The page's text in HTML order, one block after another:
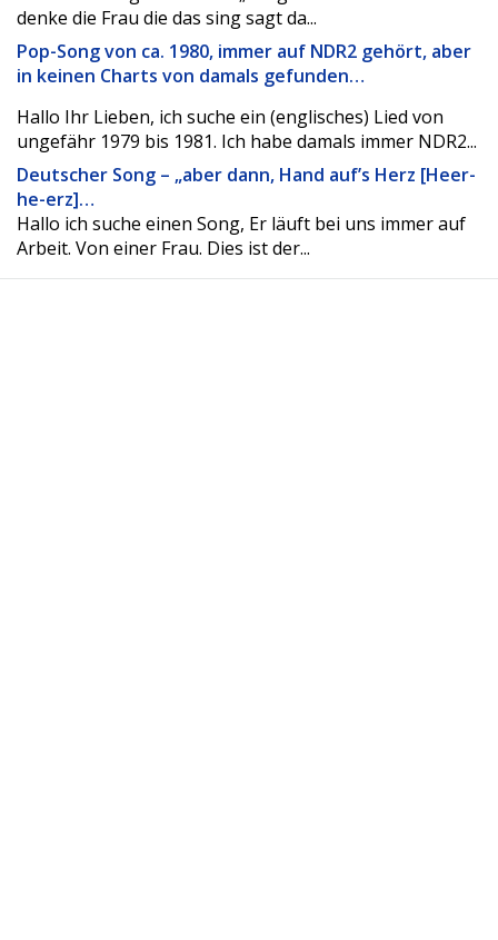
denke die Frau die das sing sagt da...
Pop-Song von ca. 1980, immer auf NDR2 gehört, aber
in keinen Charts von damals gefunden…
Hallo Ihr Lieben, ich suche ein (englisches) Lied von
ungefähr 1979 bis 1981. Ich habe damals immer NDR2...
Deutscher Song – „aber dann, Hand auf’s Herz [Heer-
he-erz]…
Hallo ich suche einen Song, Er läuft bei uns immer auf
Arbeit. Von einer Frau. Dies ist der...